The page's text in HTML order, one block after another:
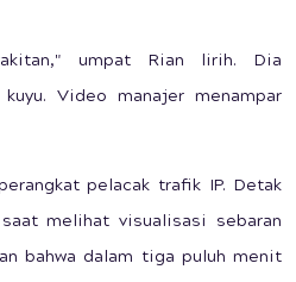
umpat Rian lirih. Dia
Video manajer menampar
pelacak trafik IP. Detak
melihat visualisasi sebaran
bahwa dalam tiga puluh menit